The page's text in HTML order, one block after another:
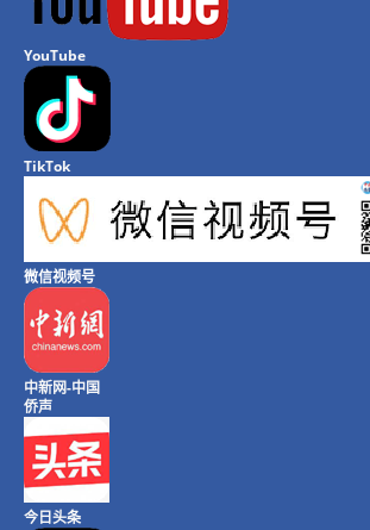
YouTube
TikTok
微信视频号
中新网-中国
侨声
今日头条